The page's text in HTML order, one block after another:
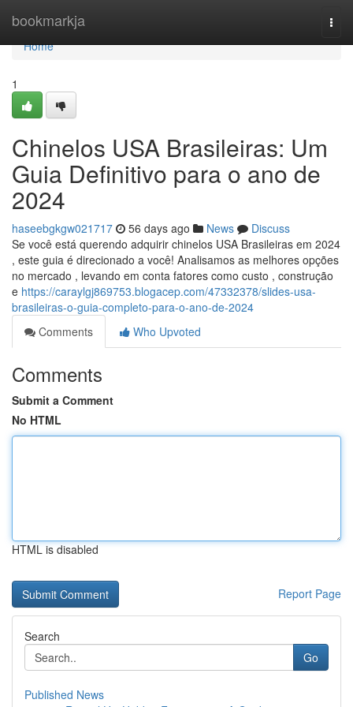
bookmarkja
Home
Home
1
Chinelos USA Brasileiras: Um
Guia Definitivo para o ano de
2024
haseebgkgw021717 56 days ago News
Discuss
Se você está querendo adquirir chinelos USA Brasileiras em 2024
, este guia é direcionado a você! Analisamos as melhores opções
no mercado , levando em conta fatores como custo , construção
e https://caraylgj869753.blogacep.com/47332378/slides-usa-
brasileiras-o-guia-completo-para-o-ano-de-2024
Comments
Who Upvoted
Comments
Submit a Comment
No HTML
HTML is disabled
Report Page
Search
Go
Published News